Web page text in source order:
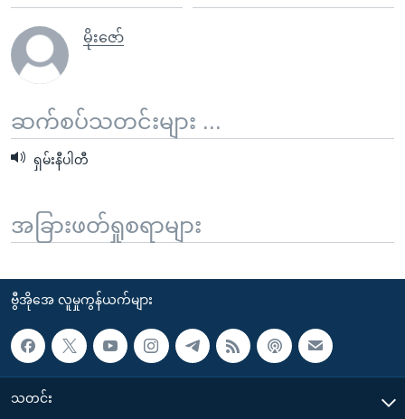
မိုးဇော်
ဆက်စပ်သတင်းများ ...
ရှမ်းနီပါတီ
အခြားဖတ်ရှုစရာများ
ဗွီအိုအေ လူမှုကွန်ယက်များ
သတင်း